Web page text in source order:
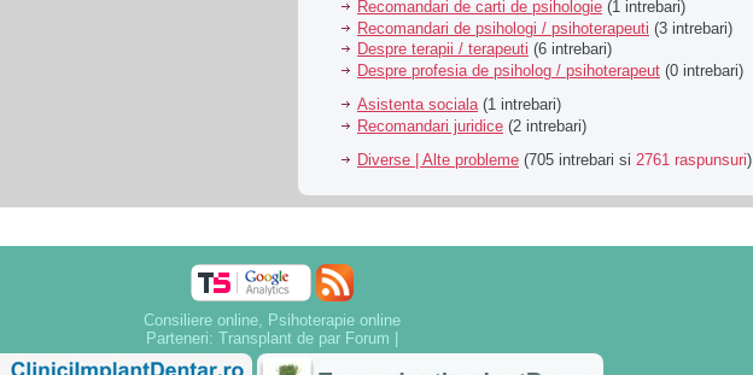
Recomandari de carti de psihologie (1 intrebari)
Recomandari de psihologi / psihoterapeuti (3 intrebari)
Despre terapii / terapeuti (6 intrebari)
Despre profesia de psiholog / psihoterapeut (0 intrebari)
Asistenta sociala (1 intrebari)
Recomandari juridice (2 intrebari)
Diverse | Alte probleme (705 intrebari si 2761 raspunsuri)
Consiliere online, Psihoterapie online
Parteneri: Transplant de par Forum